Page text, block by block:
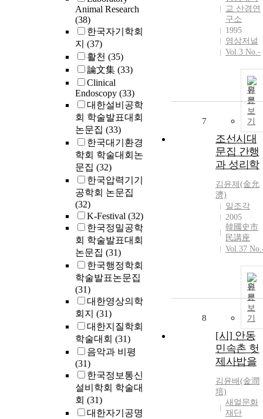
Animal Research
(38)
한국자기학회
지 (37)
활천 (35)
論文集 (33)
Clinical
Endoscopy (33)
대한설비공학
회 학술발표대회
논문집 (33)
한국대기환경
학회 학술대회논
문집 (32)
한국압력기기
공학회 논문집
(32)
K-Festival (32)
한국정밀공학
회 학술발표대회
논문집 (31)
한국행정학회
학술발표논문집
(31)
대한영상의학
회지 (31)
대한지질학회
학술대회 (31)
음악과 비평
(31)
한국정보통신
설비학회 학술대
회 (31)
대한자기공명
교 산경연
구소
1995
영상저널
Vol.3 No.-
원
문
보
기
7
조선시대
문집 간행
과 성리학
김윤제(金允
濟)
일조각
2005
韓國史市
民講座
Vol.37
원
문
보
기
8
[시] 안동
민속촌 헛
제사밥을
김윤배(金潤
培)
새얼문화
재단